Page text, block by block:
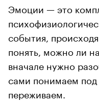
Эмоции — это
события,
понять, можно ли
вначале нужно
сами понимаем
переживаем.